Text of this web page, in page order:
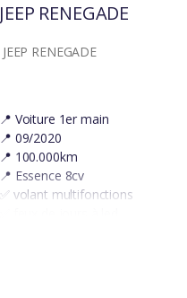
JEEP RENEGADE
JEEP RENEGADE
📍 Voiture 1er main
📍 09/2020
📍 100.000km
📍 Essence 8cv
✅ volant multifonctions